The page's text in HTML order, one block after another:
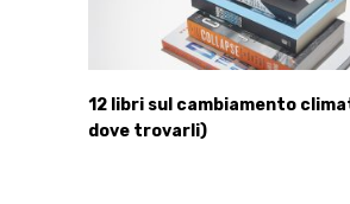
12 libri sul cambiamento
dove trovarli)